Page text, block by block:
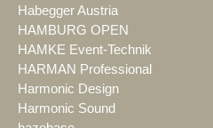
Habegger Austria
HAMBURG OPEN
HAMKE Event-Technik
HARMAN Professional
Harmonic Design
Harmonic Sound